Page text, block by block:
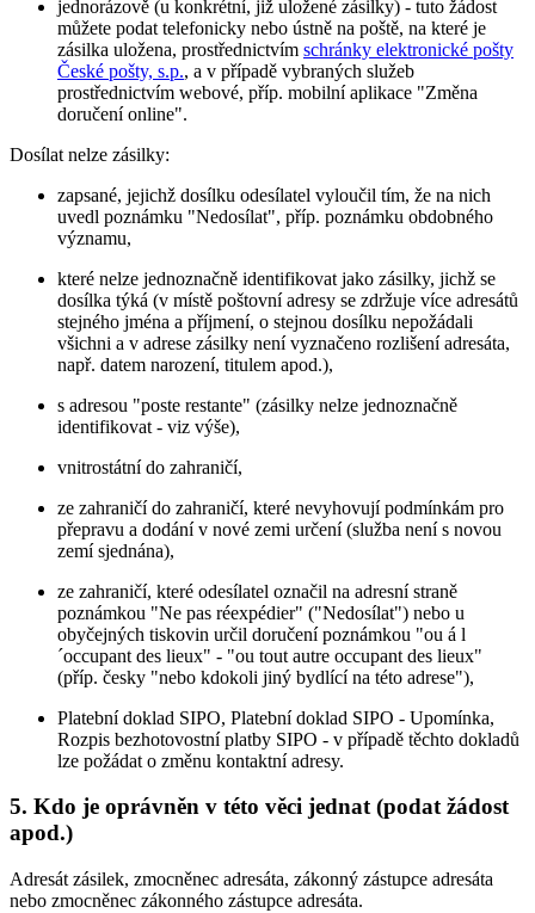
jednorázově (u konkrétní, již uložené zásilky) - tuto žádost
můžete podat telefonicky nebo ústně na poště, na které je
zásilka uložena, prostřednictvím schránky elektronické pošty
České pošty, s.p., a v případě vybraných služeb
prostřednictvím webové, příp. mobilní aplikace "Změna
doručení online".
Dosílat nelze zásilky:
zapsané, jejichž dosílku odesílatel vyloučil tím, že na nich
uvedl poznámku "Nedosílat", příp. poznámku obdobného
významu,
které nelze jednoznačně identifikovat jako zásilky, jichž se
dosílka týká (v místě poštovní adresy se zdržuje více adresátů
stejného jména a příjmení, o stejnou dosílku nepožádali
všichni a v adrese zásilky není vyznačeno rozlišení adresáta,
např. datem narození, titulem apod.),
s adresou "poste restante" (zásilky nelze jednoznačně
identifikovat - viz výše),
vnitrostátní do zahraničí,
ze zahraničí do zahraničí, které nevyhovují podmínkám pro
přepravu a dodání v nové zemi určení (služba není s novou
zemí sjednána),
ze zahraničí, které odesílatel označil na adresní straně
poznámkou "Ne pas réexpédier" ("Nedosílat") nebo u
obyčejných tiskovin určil doručení poznámkou "ou á l
´occupant des lieux" - "ou tout autre occupant des lieux"
(příp. česky "nebo kdokoli jiný bydlící na této adrese"),
Platební doklad SIPO, Platební doklad SIPO - Upomínka,
Rozpis bezhotovostní platby SIPO - v případě těchto dokladů
lze požádat o změnu kontaktní adresy.
5. Kdo je oprávněn v této věci jednat (podat žádost
apod.)
Adresát zásilek, zmocněnec adresáta, zákonný zástupce adresáta
nebo zmocněnec zákonného zástupce adresáta.